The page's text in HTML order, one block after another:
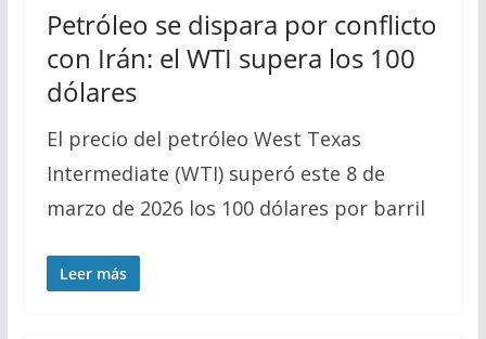
Petróleo se dispara por conflicto
con Irán: el WTI supera los 100
dólares
El precio del petróleo West Texas
Intermediate (WTI) superó este 8 de
marzo de 2026 los 100 dólares por barril
Leer más